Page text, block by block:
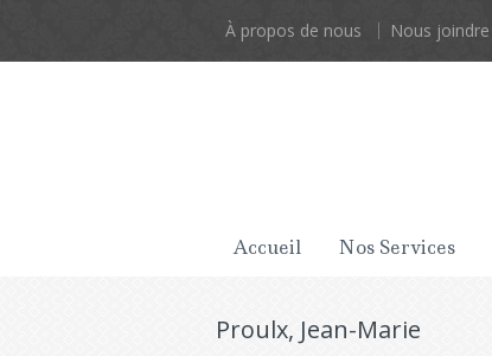
À propos de nous Nous joindre
Accueil Nos Services
Proulx, Jean-Marie